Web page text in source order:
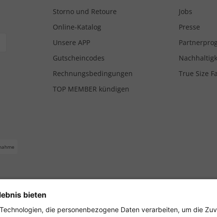
Storno und Retoure
Online-Katalog
Unsere APP
Gutscheincodes
Rechnungsbedingungen
TOP MEMBER kündigen
Jobs
Presse
True Size